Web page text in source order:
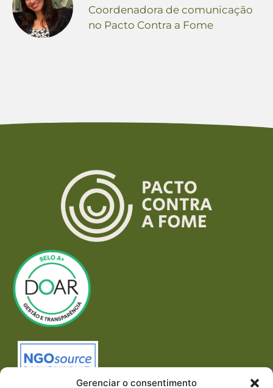
Gerenciar o consentimento
Coordenadora de comunicação
no Pacto Contra a Fome